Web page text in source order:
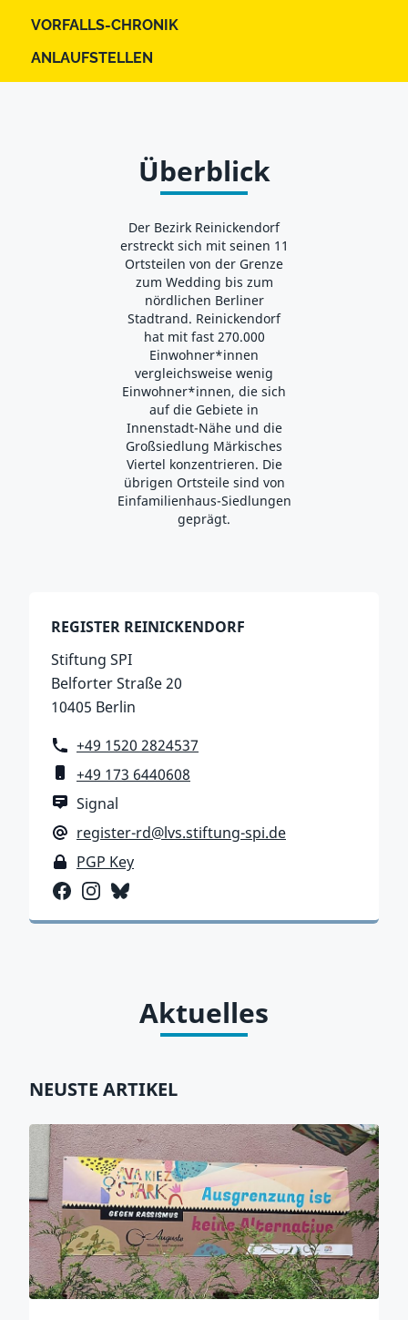
VORFALLS-CHRONIK
ANLAUFSTELLEN
Überblick
Der Bezirk Reinickendorf
erstreckt sich mit seinen 11
Ortsteilen von der Grenze
zum Wedding bis zum
nördlichen Berliner
Stadtrand. Reinickendorf
hat mit fast 270.000
Einwohner*innen
vergleichsweise wenig
Einwohner*innen, die sich
auf die Gebiete in
Innenstadt-Nähe und die
Großsiedlung Märkisches
Viertel konzentrieren. Die
übrigen Ortsteile sind von
Einfamilienhaus-Siedlungen
geprägt.
REGISTER REINICKENDORF
Stiftung SPI
Belforter Straße 20
10405 Berlin
Telefon
+49 1520 2824537
Mobiltelefon
+49 173 6440608
Messenger
Signal
E-Mail-Adresse
register-rd@lvs.stiftung-spi.de
PGP Key
PGP Key
Facebook
Instagram
Bluesky
Aktuelles
NEUSTE ARTIKEL